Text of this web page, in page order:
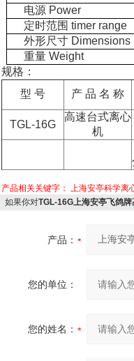
电源 Power
定时范围 timer range
外形尺寸 Dimensions
重量 Weight
规格：
型 号
产 品 名 称
TGL-16G
高速台式离心
机
产品相关关键字： 上海安亭科学离
如果你对TGL-16G上海安亭飞鸽
产品：
您的单位：
您的姓名：